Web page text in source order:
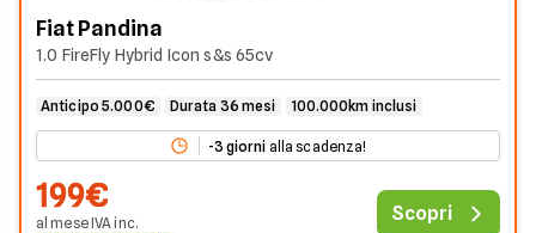
Fiat Pandina
1.0 FireFly Hybrid Icon s&s 65cv
Anticipo 5.000€ Durata 36 mesi 100.000km inclusi
-3 giorni alla scadenza!
199€
al meseIVAinc.
Scopri